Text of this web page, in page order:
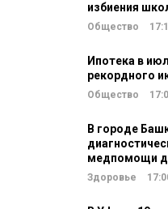
избиения
Общество
Ипотека в
рекордного
Общество
В городе
медпомощи
Здоровье